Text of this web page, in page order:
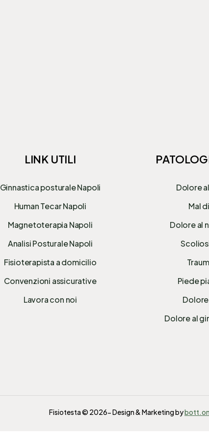
LINK UTILI
Ginnastica posturale Napoli
Human Tecar Napoli
Magnetoterapia Napoli
Analisi Posturale Napoli
Fisioterapista a domicilio
Convenzioni assicurative
Lavora con noi
Dolore
Mal
Dolore al
Piede
Dolore
Dolore al
Fisiotesta © 2026- Design & Marketing by